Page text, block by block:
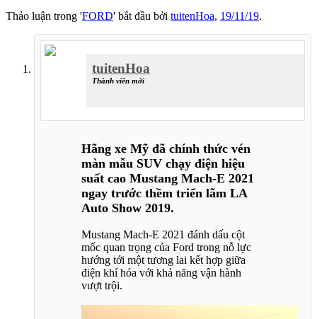
Thảo luận trong 'FORD' bắt đầu bởi tuitenHoa, 19/11/19.
tuitenHoa
Thành viên mới
Hãng xe Mỹ đã chính thức vén
màn mẫu SUV chạy điện hiệu
suất cao Mustang Mach-E 2021
ngay trước thềm triển lãm LA
Auto Show 2019.
Mustang Mach-E 2021 đánh dấu cột
mốc quan trọng của Ford trong nỗ lực
hướng tới một tương lai kết hợp giữa
điện khí hóa với khả năng vận hành
vượt trội.